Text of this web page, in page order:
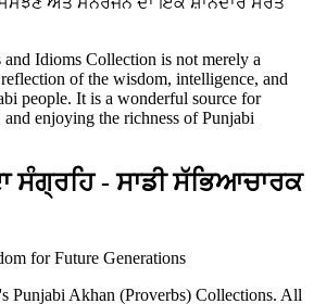
and Idioms Collection is not merely a
of the wisdom, intelligence, and
people. It is a wonderful source for
enjoying the richness of Punjabi
ਸੰਗ੍ਰਹਿ - ਸਾਡੀ ਸੱਭਿਆਚਾਰਕ
for Future Generations
Punjabi Akhan (Proverbs) Collections. All